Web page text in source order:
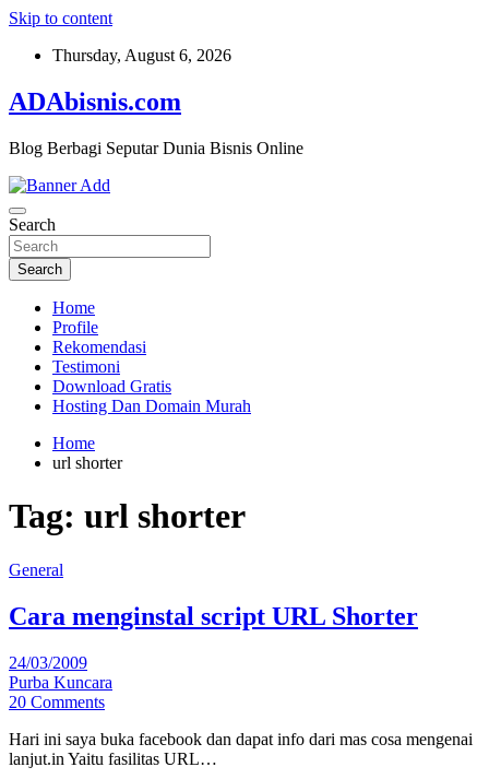
Skip to content
Thursday, August 6, 2026
ADAbisnis.com
Blog Berbagi Seputar Dunia Bisnis Online
Search
Search
Home
Profile
Rekomendasi
Testimoni
Download Gratis
Hosting Dan Domain Murah
Home
url shorter
Tag: url shorter
General
Cara menginstal script URL Shorter
24/03/2009
Purba Kuncara
20 Comments
Hari ini saya buka facebook dan dapat info dari mas cosa mengenai
lanjut.in Yaitu fasilitas URL…